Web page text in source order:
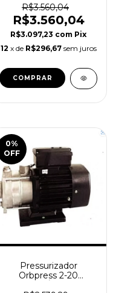
ORBITEC
R$3.560,04
R$3.560,04
R$3.097,23 com Pix
12 x de R$296,67 sem juros
0%
OFF
Pressurizador
Orbpress 2-20